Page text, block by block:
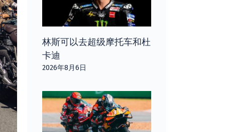
林斯可以去超级摩托车和杜
卡迪
2026年8月6日